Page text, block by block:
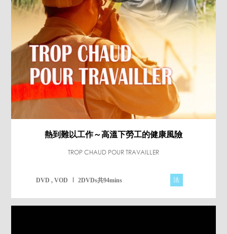
熱到難以工作～高溫下勞工的健康風險
TROP CHAUD POUR TRAVAILLER
DVD , VOD 2DVDs共94mins 法